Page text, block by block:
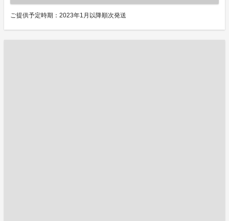
ご提供予定時期：2023年1月以降順次発送